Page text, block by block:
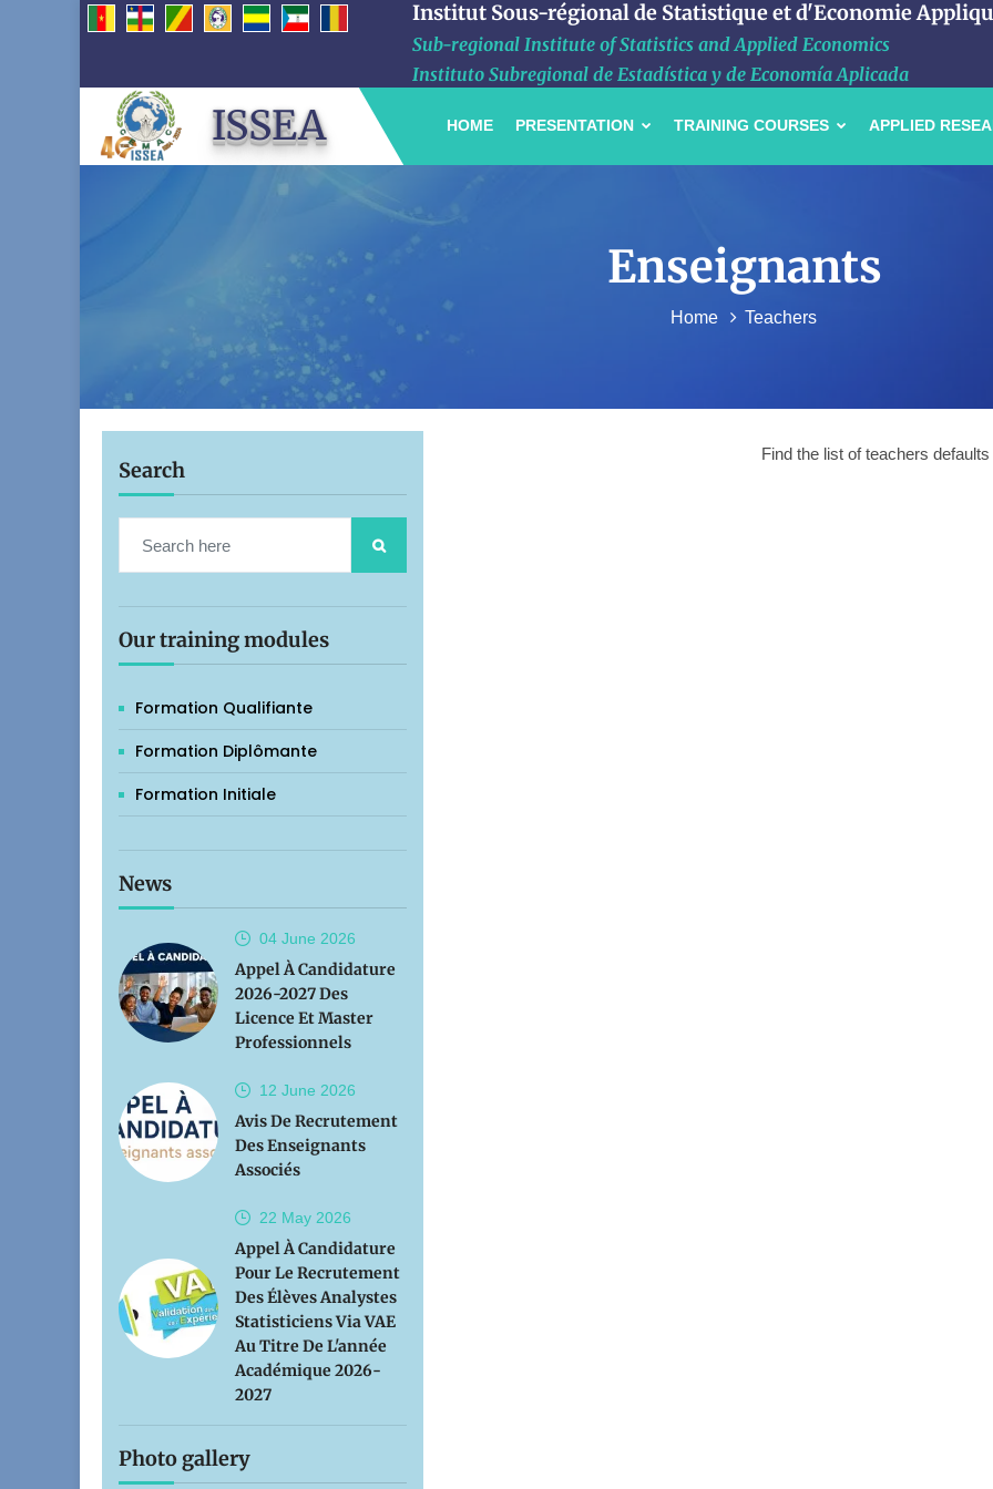
Institut Sous-régional de Statistique et d'Economie
Sub-regional Institute of Statistics and Applied Economics
Instituto Subregional de Estadística y de Economía Aplicada
ISSEA HOME PRESENTATION TRAINING COURSES APPLIED
Enseignants
Home Teachers
Search
Our training modules
Formation Qualifiante
Formation Diplômante
Formation Initiale
News
04 June 2026
Appel À Candidature
2026-2027 Des
Licence Et Master
Professionnels
12 June 2026
Avis De Recrutement
Des Enseignants
Associés
22 May 2026
Appel À Candidature
Pour Le Recrutement
Des Élèves Analystes
Statisticiens Via VAE
Au Titre De L'année
Académique 2026-
2027
Photo gallery
Find the list of teachers